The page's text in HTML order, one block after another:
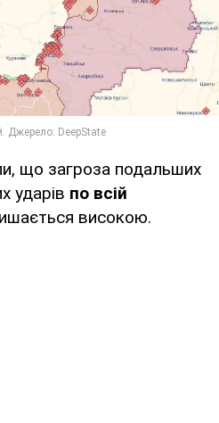
що загроза подальших
ударів по всій
високою.